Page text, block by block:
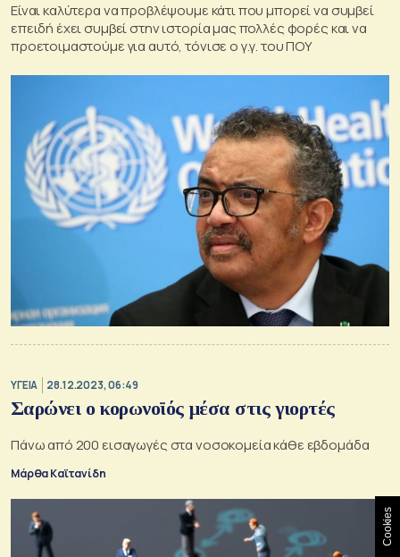
Είναι καλύτερα να προβλέψουμε κάτι που μπορεί να συμβεί
επειδή έχει συμβεί στην ιστορία μας πολλές φορές και να
προετοιμαστούμε για αυτό, τόνισε ο γ.γ. του ΠΟΥ
ΥΓΕΙΑ 28.12.2023, 06:49
Σαρώνει ο κορωνοϊός μέσα στις γιορτές
Πάνω από 200 εισαγωγές στα νοσοκομεία κάθε εβδομάδα
Μάρθα Καϊτανίδη
Cookies